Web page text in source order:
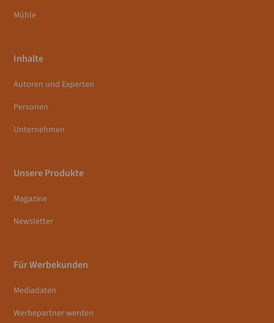
Mühle
Inhalte
Autoren und Experten
Personen
Unternehmen
Unsere Produkte
Magazine
Newsletter
Für Werbekunden
Mediadaten
Werbepartner werden